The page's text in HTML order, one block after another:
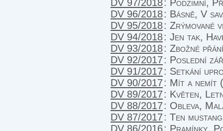
DV 97/2018: Podzimní,
DV 96/2018: Básně, V
DV 95/2018: Zrýmované
DV 94/2018: Jen tak,
DV 93/2018: Zbožné
DV 92/2017: Poslední
DV 91/2017: Setkání
DV 90/2017: Mít a nemít
DV 89/2017: Květen,
DV 88/2017: Obleva,
DV 87/2017: Ten
DV 86/2016: Pramínky,